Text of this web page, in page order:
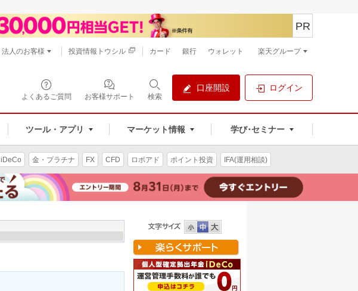
よくあるご質問 お客様サポート 検索
口座開設 ログイン
ツール・アプリ マーケット情報 学び･セミナー
PR
法人のお客様 投資情報トウシル カード 銀行 ウォレット 楽天グループ
iDeCo 金・プラチナ FX CFD ロボアド ポイント投資 IFA(運用相談)